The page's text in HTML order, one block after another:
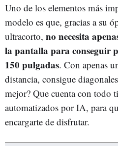
Uno de los elementos más
modelo es que, gracias a su
ultracorto, no necesita
la pantalla para conseguir
150 pulgadas. Con apenas
distancia, consigue
mejor? Que cuenta con todo
automatizados por IA, para
encargarte de disfrutar.